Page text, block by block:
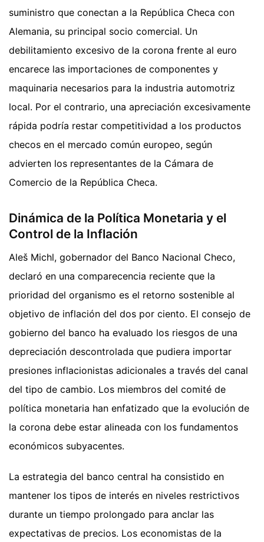
suministro que conectan a la República Checa con
Alemania, su principal socio comercial. Un
debilitamiento excesivo de la corona frente al euro
encarece las importaciones de componentes y
maquinaria necesarios para la industria automotriz
local. Por el contrario, una apreciación excesivamente
rápida podría restar competitividad a los productos
checos en el mercado común europeo, según
advierten los representantes de la Cámara de
Comercio de la República Checa.
Dinámica de la Política Monetaria y el
Control de la Inflación
Aleš Michl, gobernador del Banco Nacional Checo,
declaró en una comparecencia reciente que la
prioridad del organismo es el retorno sostenible al
objetivo de inflación del dos por ciento. El consejo de
gobierno del banco ha evaluado los riesgos de una
depreciación descontrolada que pudiera importar
presiones inflacionistas adicionales a través del canal
del tipo de cambio. Los miembros del comité de
política monetaria han enfatizado que la evolución de
la corona debe estar alineada con los fundamentos
económicos subyacentes.
La estrategia del banco central ha consistido en
mantener los tipos de interés en niveles restrictivos
durante un tiempo prolongado para anclar las
expectativas de precios. Los economistas de la